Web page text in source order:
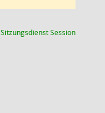
SitzungsdienstSession(Wird in